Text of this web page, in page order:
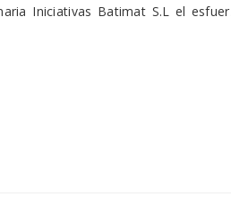
Iniciativas Batimat S.L el